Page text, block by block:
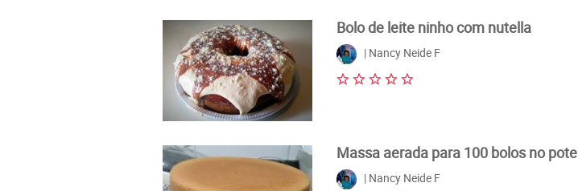
Bolo de leite ninho com nutella
| Nancy Neide F
Massa aerada para 100 bolos no pote
| Nancy Neide F